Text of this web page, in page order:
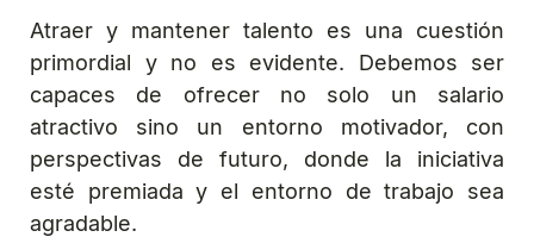
Atraer y mantener talento es una cuestión
primordial y no es evidente. Debemos ser
capaces de ofrecer no solo un salario
atractivo sino un entorno motivador, con
perspectivas de futuro, donde la iniciativa
esté premiada y el entorno de trabajo sea
agradable.